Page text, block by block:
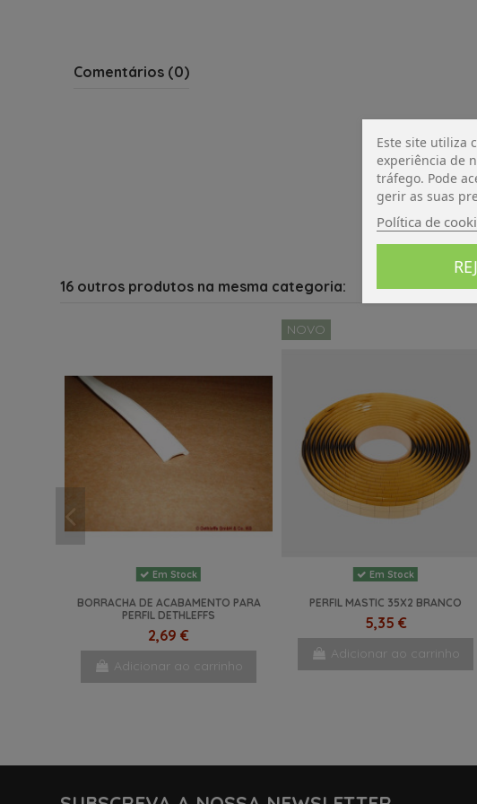
Comentários (0)
16 outros produtos na mesma categoria:
Em Stock
BORRACHA DE ACABAMENTO PARA
PERFIL DETHLEFFS
2,69 €
Adicionar ao carrinho
NOVO
Em Stock
PERFIL MASTIC 35X2 BRANCO
5,35 €
Adicionar ao carrinho
Este site utiliza
experiência de
tráfego. Pode
gerir as suas
Política de